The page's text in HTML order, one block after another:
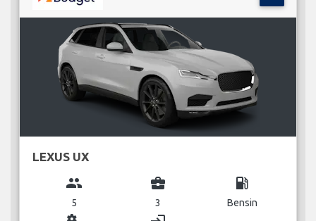
LEXUS UX
group
5
business_center
3
local_gas_station
Bensin